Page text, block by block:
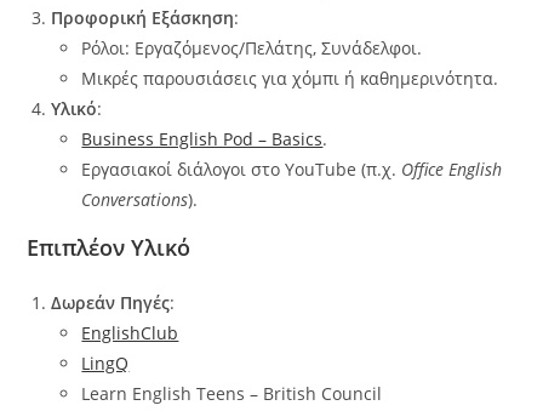
Προφορική Εξάσκηση:
Ρόλοι: Εργαζόμενος/Πελάτης, Συνάδελφοι.
Μικρές παρουσιάσεις για χόμπι ή καθημερινότητα.
Υλικό:
Business English Pod – Basics.
Εργασιακοί διάλογοι στο YouTube (π.χ. Office English
Conversations).
Επιπλέον Υλικό
Δωρεάν Πηγές:
EnglishClub
LingQ
Learn English Teens – British Council